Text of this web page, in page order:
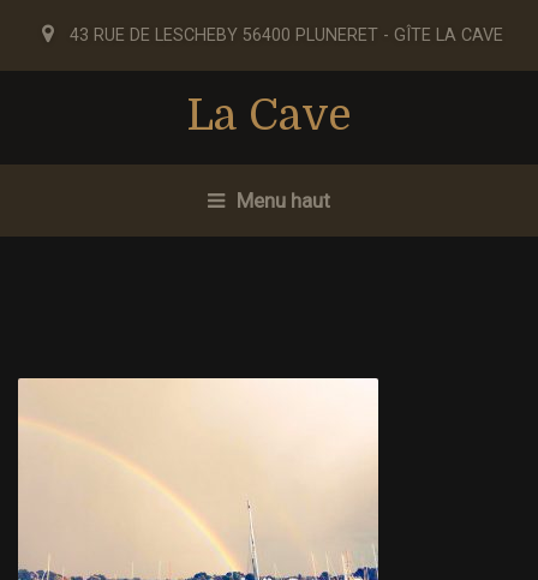
43 RUE DE LESCHEBY 56400 PLUNERET - GÎTE LA CAVE
La Cave
Menu haut